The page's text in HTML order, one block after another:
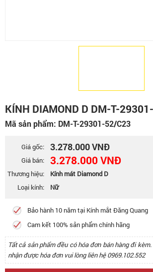
KÍNH DIAMOND D DM-T-
Mã sản phẩm: DM-T-29301-52/C23
Giá gốc: 3.278.000 VNĐ
Giá bán: 3.278.000 VNĐ
Thương hiệu:
Kính mát Diamond D
Loại kính:
Nữ
Bảo hành 10 năm tại Kính mắt Đăng Quang
Cam kết 100% sản phẩm chính hãng
Tất cả sản phẩm đều có hóa đơn bán hàng đi
nhận được hóa đơn vui lòng liên hệ 0969.102.552